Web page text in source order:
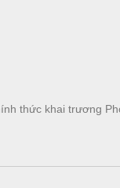
thức khai trương